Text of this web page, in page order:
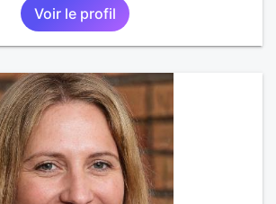
Voir le profil